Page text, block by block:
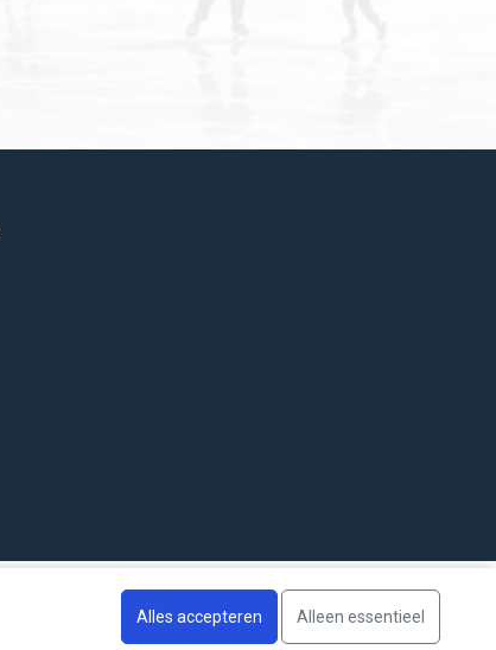
Alles accepteren Alleen essentieel